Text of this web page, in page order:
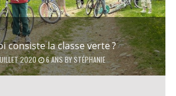
consiste la classe verte ?
2020 6 ANSBYSTÉPHANIE